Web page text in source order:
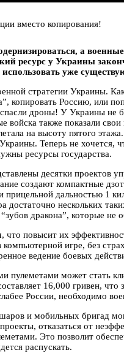
вместо копирования!
а
ресурс у Украины
уже
стратегии Украины.
копировать Россию, или
дроны! У Украины не
войска также показали
на высоту пятого
Теперь не хочется,
ресурсы государства.
десятки проектов
создают компактные
прицельной дальностью 1
достаточно нескольких
дракона”, которые не
повысит их
компьютерной игре, без
ведение боевых
пулеметами может стать
16,000 гривен,
России, необходимо
и мобильных бригад
отказаться от
Это позволит
распускать.